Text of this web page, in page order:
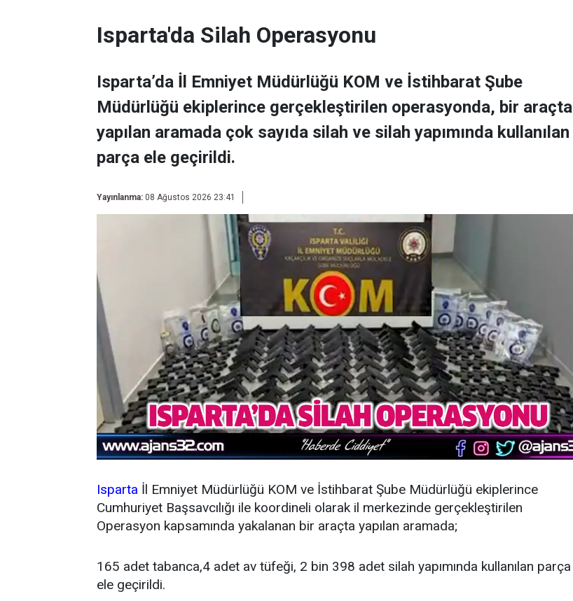
Isparta'da Silah Operasyonu
Isparta’da İl Emniyet Müdürlüğü KOM ve İstihbarat Şube
Müdürlüğü ekiplerince gerçekleştirilen operasyonda, bir araçta
yapılan aramada çok sayıda silah ve silah yapımında kullanılan
parça ele geçirildi.
Yayınlanma: 08 Ağustos 2026 23:41
Isparta İl Emniyet Müdürlüğü KOM ve İstihbarat Şube Müdürlüğü ekiplerince
Cumhuriyet Başsavcılığı ile koordineli olarak il merkezinde gerçekleştirilen
Operasyon kapsamında yakalanan bir araçta yapılan aramada;
165 adet tabanca,4 adet av tüfeği, 2 bin 398 adet silah yapımında kullanılan parça
ele geçirildi.